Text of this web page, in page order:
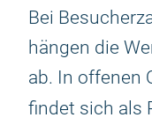
Bei
hängen die
ab. In offenen
findet sich als